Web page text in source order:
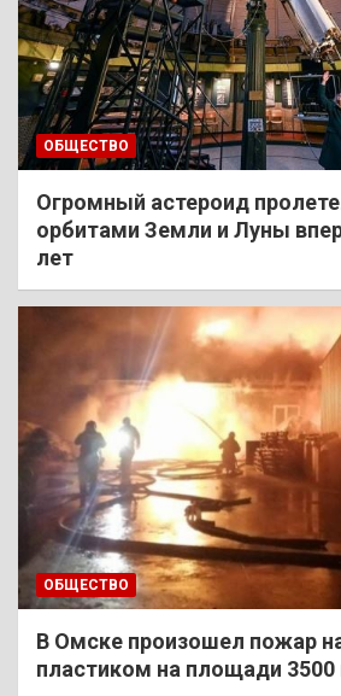
ОБЩЕСТВО
Огромный астероид
орбитами Земли и Луны
лет
ОБЩЕСТВО
В Омске произошел пожар
пластиком на площади 3500